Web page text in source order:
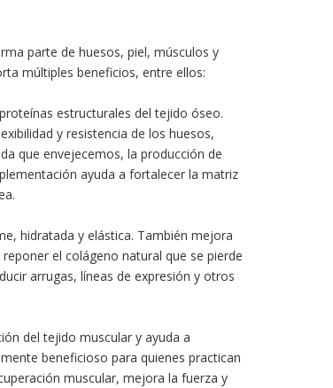
parte de huesos, piel, músculos y
múltiples beneficios, entre ellos:
estructurales del tejido óseo.
y resistencia de los huesos,
que envejecemos, la producción de
ayuda a fortalecer la matriz
hidratada y elástica. También mejora
el colágeno natural que se pierde
arrugas, líneas de expresión y otros
del tejido muscular y ayuda a
beneficioso para quienes practican
muscular, mejora la fuerza y